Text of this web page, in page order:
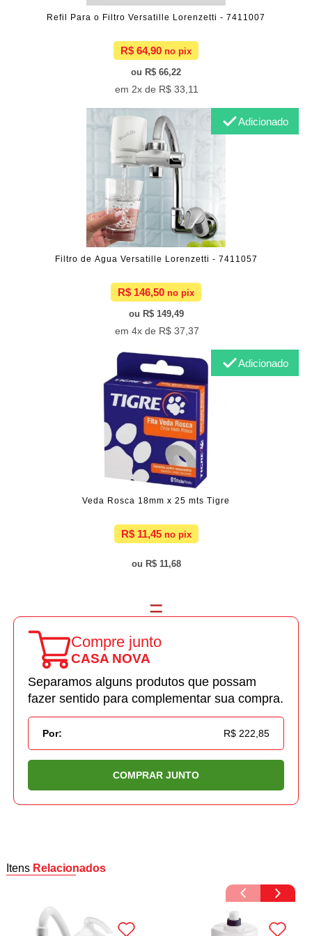
Refil Para o Filtro Versatille Lorenzetti - 7411007
R$ 64,90
R$ 66,22
2x de R$ 33,11
Filtro de Agua Versatille Lorenzetti - 7411057
R$ 146,50
R$ 149,49
4x de R$ 37,37
Adicionado
Veda Rosca 18mm x 25 mts Tigre
R$ 11,45
R$ 11,68
Adicionado
Compre junto
CASA NOVA
Separamos alguns produtos que possam
fazer sentido para complementar sua compra.
Por: R$ 222,85
COMPRAR JUNTO
Itens Relacionados